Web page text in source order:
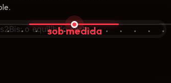
sob medida